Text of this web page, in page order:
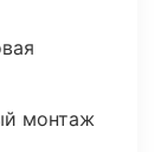
монтаж